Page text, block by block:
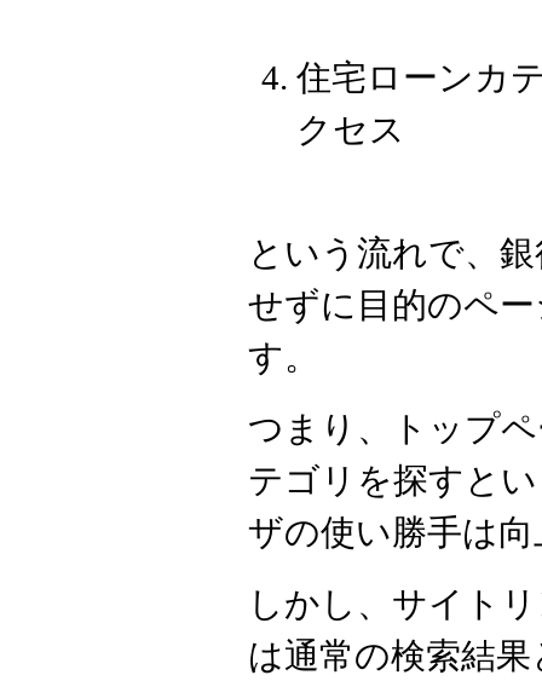
住宅ローンカ
クセス
という流れで、
せずに目的のペ
す。
つまり、トップ
テゴリを探すと
ザの使い勝手は
しかし、サイト
は通常の検索結